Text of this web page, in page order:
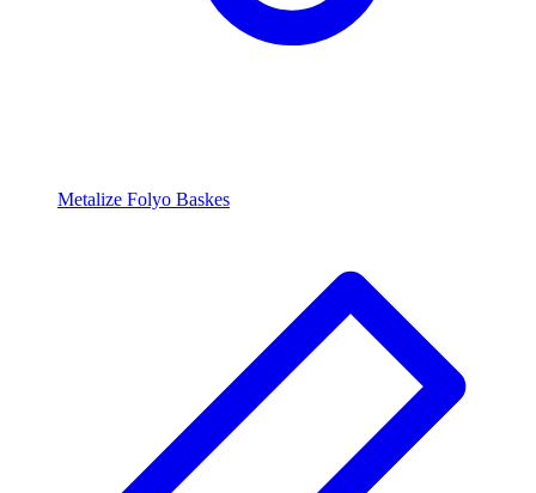
Metalize Folyo Baskes